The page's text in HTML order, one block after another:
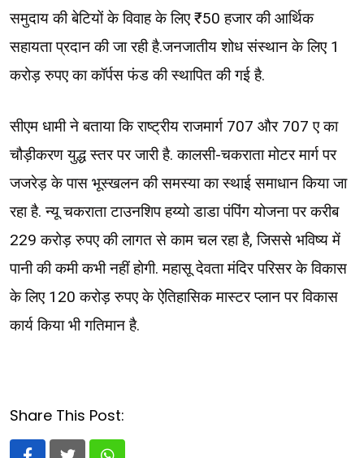
समुदाय की बेटियों के विवाह के लिए ₹50 हजार की आर्थिक
सहायता प्रदान की जा रही है.जनजातीय शोध संस्थान के लिए 1
करोड़ रुपए का कॉर्पस फंड की स्थापित की गई है.
सीएम धामी ने बताया कि राष्ट्रीय राजमार्ग 707 और 707 ए का
चौड़ीकरण युद्ध स्तर पर जारी है. कालसी-चकराता मोटर मार्ग पर
जजरेड़ के पास भूस्खलन की समस्या का स्थाई समाधान किया जा
रहा है. न्यू चकराता टाउनशिप हय्यो डाडा पंपिंग योजना पर करीब
229 करोड़ रुपए की लागत से काम चल रहा है, जिससे भविष्य में
पानी की कमी कभी नहीं होगी. महासू देवता मंदिर परिसर के विकास
के लिए 120 करोड़ रुपए के ऐतिहासिक मास्टर प्लान पर विकास
कार्य किया भी गतिमान है.
Share This Post: